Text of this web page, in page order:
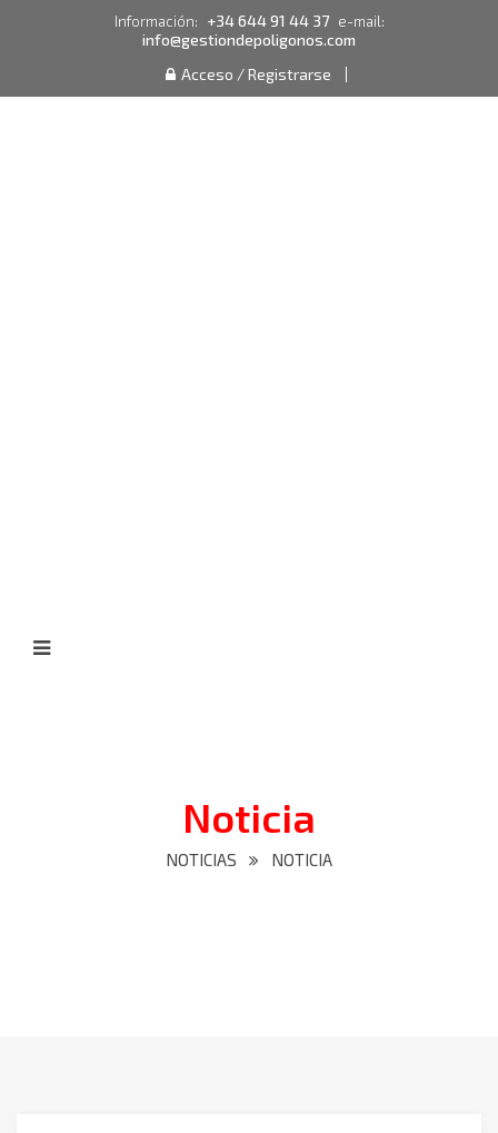
Información: +34 644 91 44 37 e-mail:
info@gestiondepoligonos.com
Acceso / Registrarse
Noticia
NOTICIAS NOTICIA